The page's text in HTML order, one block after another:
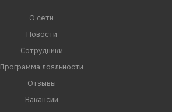
О сети
Новости
Сотрудники
Программа лояльности
Отзывы
Вакансии